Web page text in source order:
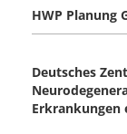
HWP Planung
Deutsches
Erkrankungen